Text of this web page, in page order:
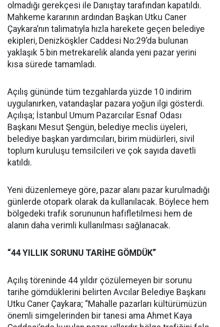
olmadığı gerekçesi ile Danıştay tarafından kapatıldı.
Mahkeme kararının ardından Başkan Utku Caner
Çaykara’nın talimatıyla hızla harekete geçen belediye
ekipleri, Denizköşkler Caddesi No:29’da bulunan
yaklaşık 5 bin metrekarelik alanda yeni pazar yerini
kısa sürede tamamladı.
Açılış gününde tüm tezgahlarda yüzde 10 indirim
uygulanırken, vatandaşlar pazara yoğun ilgi gösterdi.
Açılışa; İstanbul Umum Pazarcılar Esnaf Odası
Başkanı Mesut Şengün, belediye meclis üyeleri,
belediye başkan yardımcıları, birim müdürleri, sivil
toplum kuruluşu temsilcileri ve çok sayıda davetli
katıldı.
Yeni düzenlemeye göre, pazar alanı pazar kurulmadığı
günlerde otopark olarak da kullanılacak. Böylece hem
bölgedeki trafik sorununun hafifletilmesi hem de
alanın daha verimli kullanılması sağlanacak.
“44 YILLIK SORUNU TARİHE GÖMDÜK”
Açılış töreninde 44 yıldır çözülemeyen bir sorunu
tarihe gömdüklerini belirten Avcılar Belediye Başkanı
Utku Caner Çaykara; “Mahalle pazarları kültürümüzün
önemli simgelerinden bir tanesi ama Ahmet Kaya